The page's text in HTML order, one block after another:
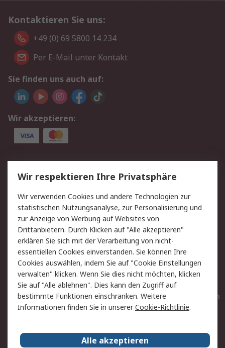
Kontaktieren Sie uns:
+49 (0) 69 5800 14 234
Per E-Mail unter Kontakt
Sie finden uns auch auf:
Wir akzeptieren:
Service
Value Added Services
Lieferlösungen
Rücksendungen
Kontakt
Hilfe
Privatkunden
Rechtliches
AGB
Datenschutz
Cookie-Richtlinie
Zahlungsbedingungen
Copyright/Impressum
Entsorgung
Elektrogeräte/Batterien
RS weltweit
Wir respektieren Ihre Privatsphäre
Wir verwenden Cookies und andere Technologien zur
statistischen Nutzungsanalyse, zur Personalisierung und
zur Anzeige von Werbung auf Websites von
Drittanbietern. Durch Klicken auf "Alle akzeptieren"
erklären Sie sich mit der Verarbeitung von nicht-
essentiellen Cookies einverstanden. Sie können Ihre
Cookies auswählen, indem Sie auf "Cookie Einstellungen
verwalten" klicken. Wenn Sie dies nicht möchten, klicken
Sie auf "Alle ablehnen". Dies kann den Zugriff auf
bestimmte Funktionen einschränken. Weitere
Informationen finden Sie in unsererCookie-Richtlinie.
Alle akzeptieren